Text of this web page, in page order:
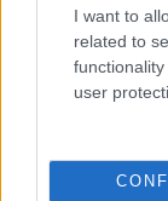
I want to
related to
user